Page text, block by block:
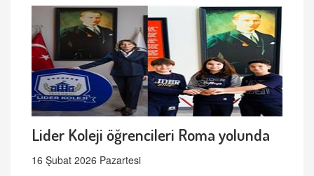
Lider Koleji öğrencileri Roma yolunda
16 Şubat 2026 Pazartesi